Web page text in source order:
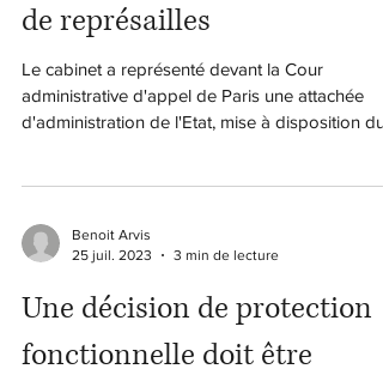
de représailles
Le cabinet a représenté devant la Cour
administrative d'appel de Paris une attachée
d'administration de l'Etat, mise à disposition
Benoit Arvis
25 juil. 2023
3 min de lecture
Une décision de protection
fonctionnelle doit être